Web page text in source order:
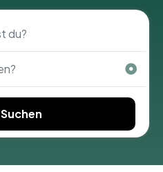
Suchen